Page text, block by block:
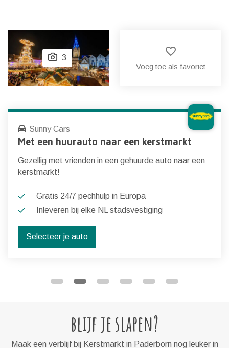
3
favorite_border
Voeg toe als favoriet
Sunny Cars
Met een huurauto naar een kerstmarkt
Gezellig met vrienden in een gehuurde auto naar een
kerstmarkt!
Gratis 24/7 pechhulp in Europa
Inleveren bij elke NL stadsvestiging
Selecteer je auto
blijf je slapen?
Maak een verblijf bij Kerstmarkt in Paderborn nog leuker in